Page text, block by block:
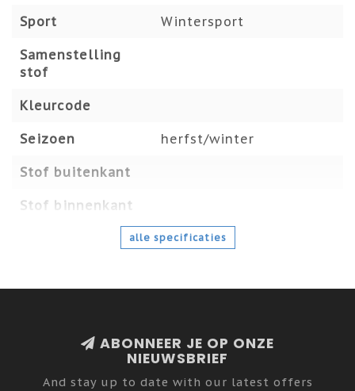
Sport Wintersport
Samenstelling
stof
Kleurcode
Seizoen herfst/winter
Stof buitenkant
Stof binnenkant
alle specificaties
ABONNEER JE OP ONZE
NIEUWSBRIEF
And stay up to date with our latest offers